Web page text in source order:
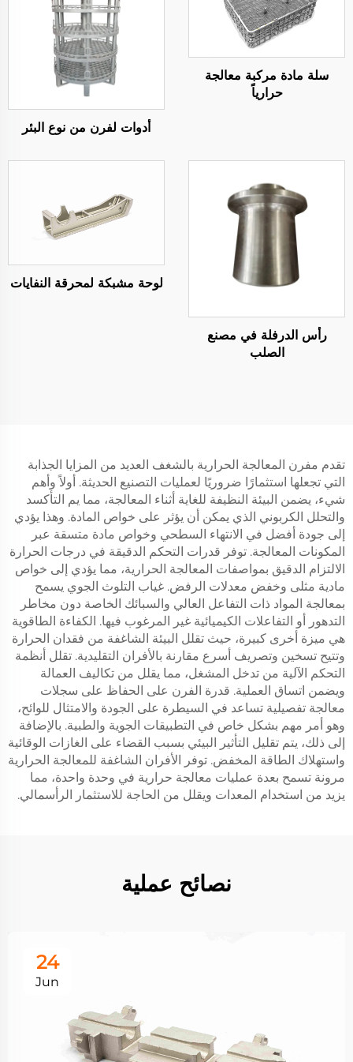
سلة مادة مركبة معالجة
حرارياً
أدوات لفرن من نوع البئر
رأس الدرفلة في مصنع
الصلب
لوحة مشبكة لمحرقة النفايات
تقدم مفرن المعالجة الحرارية بالشغف العديد من المزايا الجذابة
التي تجعلها استثمارًا ضروريًا لعمليات التصنيع الحديثة. أولاً وأهم
شيء، يضمن البيئة النظيفة للغاية أثناء المعالجة، مما يم التأكسد
والتحلل الكربوني الذي يمكن أن يؤثر على خواص المادة. وهذا يؤدي
إلى جودة أفضل في الانتهاء السطحي وخواص مادة متسقة عبر
المكونات المعالجة. توفر قدرات التحكم الدقيقة في درجات الحرارة
الالتزام الدقيق بمواصفات المعالجة الحرارية، مما يؤدي إلى خواص
مادية مثلى وخفض معدلات الرفض. غياب التلوث الجوي يسمح
بمعالجة المواد ذات التفاعل العالي والسبائك الخاصة دون مخاطر
التدهور أو التفاعلات الكيميائية غير المرغوب فيها. الكفاءة الطاقوية
هي ميزة أخرى كبيرة، حيث تقلل البيئة الشاغفة من فقدان الحرارة
وتتيح تسخين وتصريف أسرع مقارنة بالأفران التقليدية. تقلل أنظمة
التحكم الآلية من تدخل المشغل، مما يقلل من تكاليف العمالة
ويضمن اتساق العملية. قدرة الفرن على الحفاظ على سجلات
معالجة تفصيلية تساعد في السيطرة على الجودة والامتثال للوائح،
وهو أمر مهم بشكل خاص في التطبيقات الجوية والطبية. بالإضافة
إلى ذلك، يتم تقليل التأثير البيئي بسبب القضاء على الغازات الوقائية
واستهلاك الطاقة المخفض. توفر الأفران الشاغفة للمعالجة الحرارية
مرونة تسمح بعدة عمليات معالجة حرارية في وحدة واحدة، مما
يزيد من استخدام المعدات ويقلل من الحاجة للاستثمار الرأسمالي.
نصائح عملية
24
Jun